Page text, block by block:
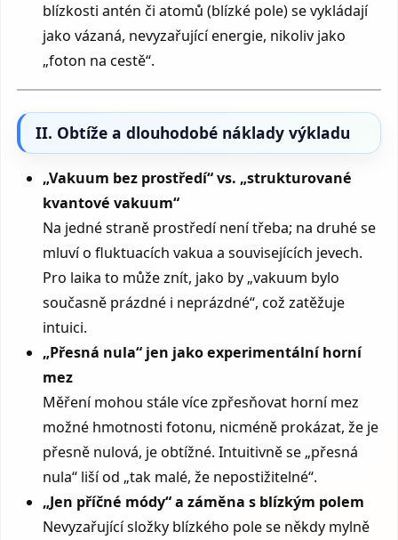
blízkosti antén či atomů (blízké pole) se vykládají
jako vázaná, nevyzařující energie, nikoliv jako
„foton na cestě“.
II. Obtíže a dlouhodobé náklady výkladu
„Vakuum bez prostředí“ vs. „strukturované
kvantové vakuum“
Na jedné straně prostředí není třeba; na druhé se
mluví o fluktuacích vakua a souvisejících jevech.
Pro laika to může znít, jako by „vakuum bylo
současně prázdné i neprázdné“, což zatěžuje
intuici.
„Přesná nula“ jen jako experimentální horní
mez
Měření mohou stále více zpřesňovat horní mez
možné hmotnosti fotonu, nicméně prokázat, že je
přesně nulová, je obtížné. Intuitivně se „přesná
nula“ liší od „tak malé, že nepostižitelné“.
„Jen příčné módy“ a záměna s blízkým polem
Nevyzařující složky blízkého pole se někdy mylně